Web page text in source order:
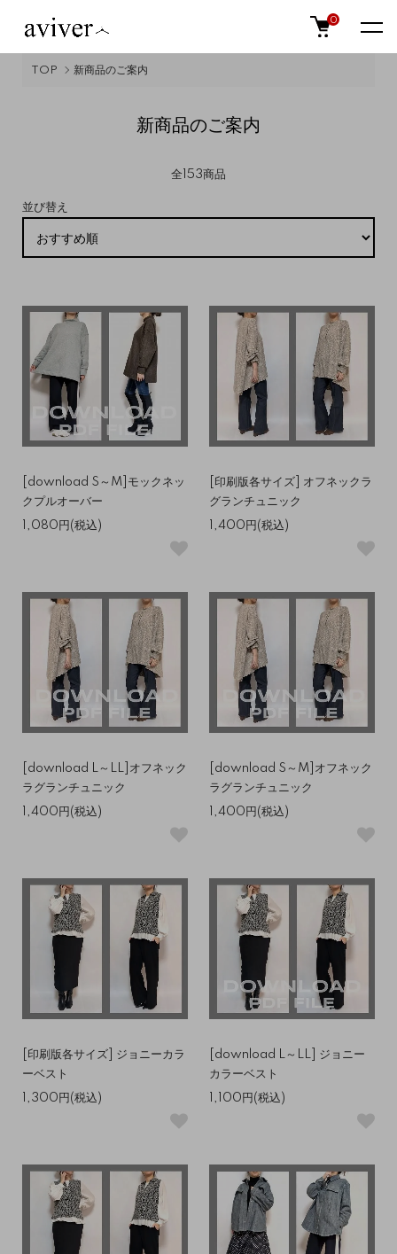
0
TOP 新商品のご案内
新商品のご案内
全153商品
並び替え
[download S～M]モックネッ
クプルオーバー
1,080円(税込)
[印刷版各サイズ] オフネックラ
グランチュニック
1,400円(税込)
[download L～LL]オフネック
ラグランチュニック
1,400円(税込)
[download S～M]オフネック
ラグランチュニック
1,400円(税込)
[印刷版各サイズ] ジョニーカラ
ーベスト
1,300円(税込)
[download L～LL] ジョニー
カラーベスト
1,100円(税込)